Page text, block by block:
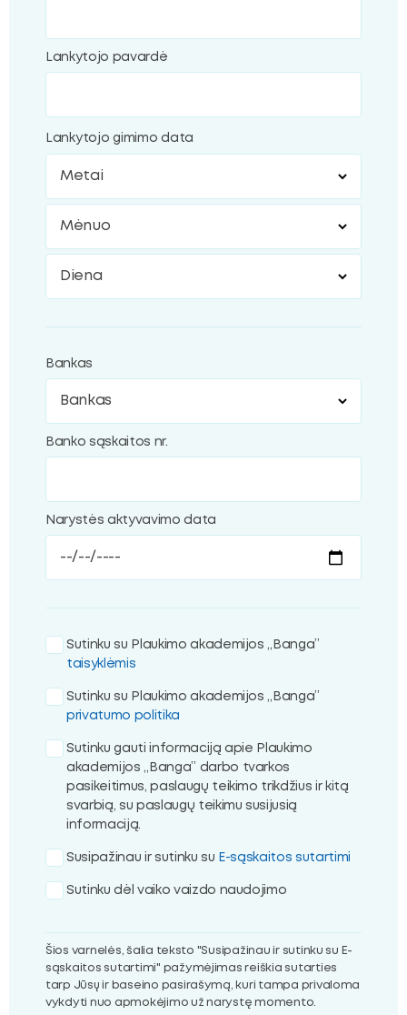
Lankytojo pavardė
Lankytojo gimimo data
Bankas
Banko sąskaitos nr.
Narystės aktyvavimo data
Sutinku su Plaukimo akademijos „Banga”
taisyklėmis
Sutinku su Plaukimo akademijos „Banga”
privatumo politika
Sutinku gauti informaciją apie Plaukimo
akademijos „Banga” darbo tvarkos
pasikeitimus, paslaugų teikimo trikdžius ir kitą
svarbią, su paslaugų teikimu susijusią
informaciją.
Susipažinau ir sutinku su E-sąskaitos sutartimi
Sutinku dėl vaiko vaizdo naudojimo
Šios varnelės, šalia teksto "Susipažinau ir sutinku su E-
sąskaitos sutartimi" pažymėjimas reiškia sutarties
tarp Jūsų ir baseino pasirašymą, kuri tampa privaloma
vykdyti nuo apmokėjimo už narystę momento.